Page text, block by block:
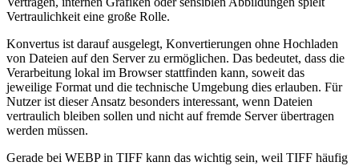
Vertraulichkeit eine große Rolle.
Konvertus ist darauf ausgelegt, Konvertierungen ohne Hochladen
von Dateien auf den Server zu ermöglichen. Das bedeutet, dass die
Verarbeitung lokal im Browser stattfinden kann, soweit das
jeweilige Format und die technische Umgebung dies erlauben. Für
Nutzer ist dieser Ansatz besonders interessant, wenn Dateien
vertraulich bleiben sollen und nicht auf fremde Server übertragen
werden müssen.
Gerade bei WEBP in TIFF kann das wichtig sein, weil TIFF häufig